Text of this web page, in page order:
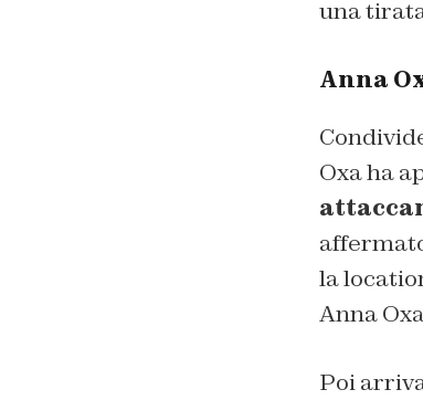
una
Anna
Oxa ha
la
Anna
Poi